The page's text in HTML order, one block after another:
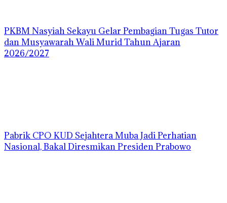
PKBM Nasyiah Sekayu Gelar Pembagian Tugas Tutor
dan Musyawarah Wali Murid Tahun Ajaran
2026/2027
Pabrik CPO KUD Sejahtera Muba Jadi Perhatian
Nasional, Bakal Diresmikan Presiden Prabowo